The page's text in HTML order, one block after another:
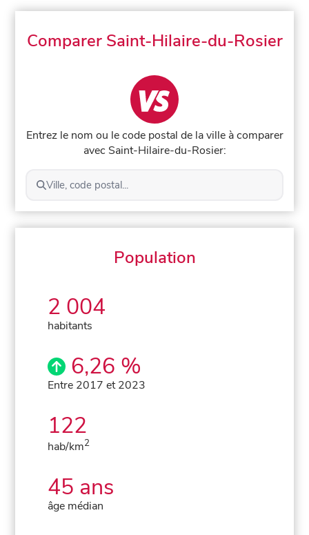
Comparer Saint-Hilaire-du-Rosier
Entrez le nom ou le code postal de la ville à comparer
avec Saint-Hilaire-du-Rosier:
Ville, code postal...
Population
2 004
habitants
6,26 %
Entre 2017 et 2023
122
hab/km2
45 ans
âge médian